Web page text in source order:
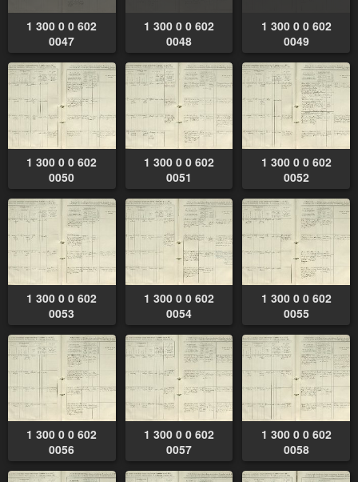
1 300 0 0 602
0047
1 300 0 0 602
0048
1 300 0 0 602
0049
1 300 0 0 602
0050
1 300 0 0 602
0051
1 300 0 0 602
0052
1 300 0 0 602
0053
1 300 0 0 602
0054
1 300 0 0 602
0055
1 300 0 0 602
0056
1 300 0 0 602
0057
1 300 0 0 602
0058